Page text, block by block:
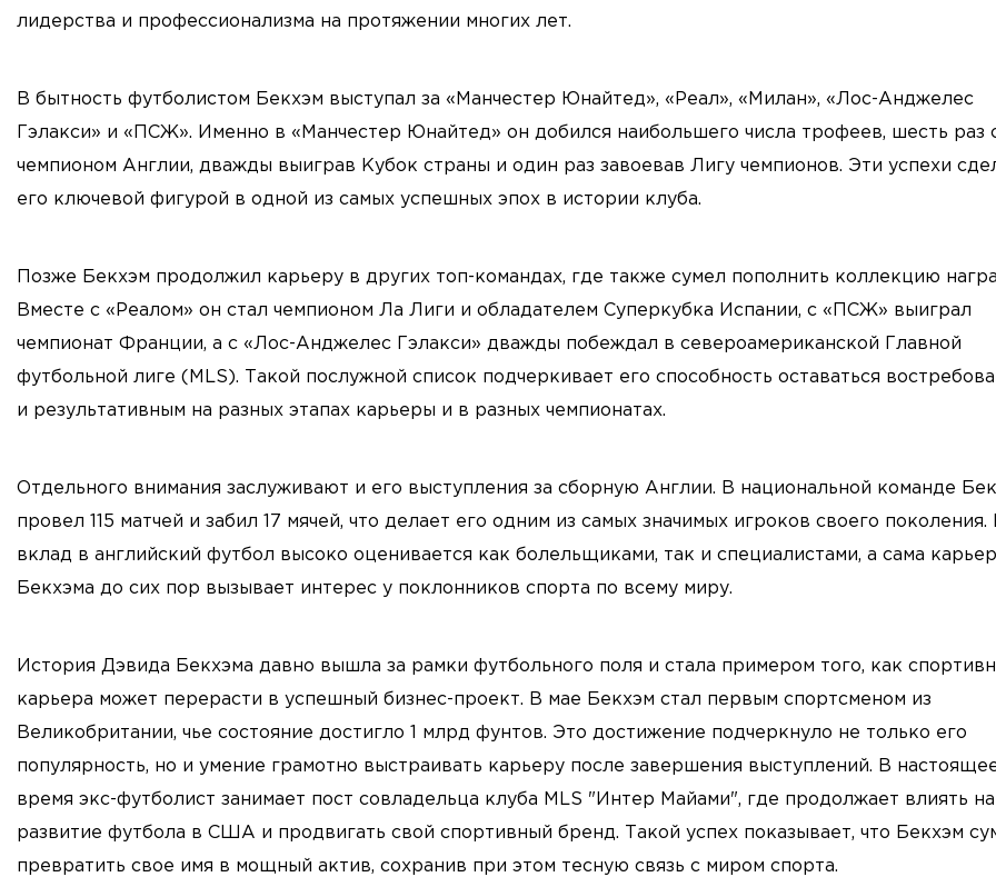
лидерства и профессионализма на протяжении многих лет.
В бытность футболистом Бекхэм выступал за «Манчестер Юнайтед», «Реал», «Милан», «Лос-Анджелес
Гэлакси» и «ПСЖ». Именно в «Манчестер Юнайтед» он добился наибольшего числа трофеев, шесть раз
чемпионом Англии, дважды выиграв Кубок страны и один раз завоевав Лигу чемпионов. Эти успехи
его ключевой фигурой в одной из самых успешных эпох в истории клуба.
Позже Бекхэм продолжил карьеру в других топ-командах, где также сумел пополнить коллекцию
Вместе с «Реалом» он стал чемпионом Ла Лиги и обладателем Суперкубка Испании, с «ПСЖ» выиграл
чемпионат Франции, а с «Лос-Анджелес Гэлакси» дважды побеждал в североамериканской Главной
футбольной лиге (MLS). Такой послужной список подчеркивает его способность оставаться
и результативным на разных этапах карьеры и в разных чемпионатах.
Отдельного внимания заслуживают и его выступления за сборную Англии. В национальной команде
провел 115 матчей и забил 17 мячей, что делает его одним из самых значимых игроков своего поколения.
вклад в английский футбол высоко оценивается как болельщиками, так и специалистами, а сама
Бекхэма до сих пор вызывает интерес у поклонников спорта по всему миру.
История Дэвида Бекхэма давно вышла за рамки футбольного поля и стала примером того, как
карьера может перерасти в успешный бизнес-проект. В мае Бекхэм стал первым спортсменом из
Великобритании, чье состояние достигло 1 млрд фунтов. Это достижение подчеркнуло не только его
популярность, но и умение грамотно выстраивать карьеру после завершения выступлений. В
время экс-футболист занимает пост совладельца клуба MLS "Интер Майами", где продолжает влиять на
развитие футбола в США и продвигать свой спортивный бренд. Такой успех показывает, что Бекхэм
превратить свое имя в мощный актив, сохранив при этом тесную связь с миром спорта.